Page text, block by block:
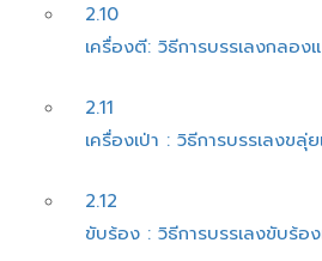
2.10
เครื่องตี: วิธีการบรรเลงกลอง
2.11
เครื่องเป่า : วิธีการบรรเลงขลุ่
2.12
ขับร้อง : วิธีการบรรเลงขับร้อ